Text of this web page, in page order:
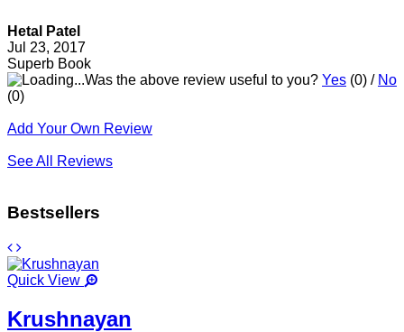
Hetal Patel
Jul 23, 2017
Superb Book
Was the above review useful to you? Yes (0) / No
(0)
Add Your Own Review
See All Reviews
Bestsellers
Quick View
Krushnayan